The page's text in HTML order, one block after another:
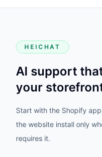
HEICHAT
AI support
your
Start with the Shopify
the website install only
requires it.